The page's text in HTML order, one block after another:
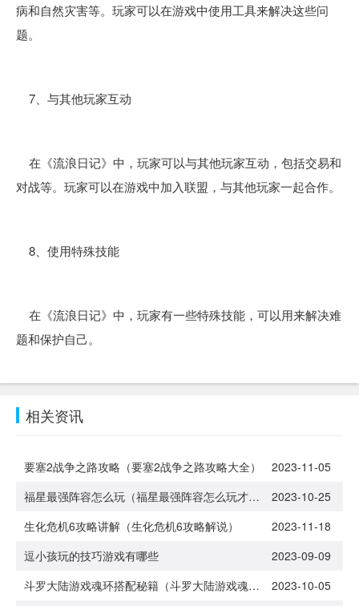
病和自然灾害等。玩家可以在游戏中使用工具来解决这些问
题。
7、与其他玩家互动
在《流浪日记》中，玩家可以与其他玩家互动，包括交易和
对战等。玩家可以在游戏中加入联盟，与其他玩家一起合作。
8、使用特殊技能
在《流浪日记》中，玩家有一些特殊技能，可以用来解决难
题和保护自己。
相关资讯
要塞2战争之路攻略（要塞2战争之路攻略大全）
2023-11-05
福星最强阵容怎么玩（福星最强阵容怎么玩才厉害）
2023-10-25
生化危机6攻略讲解（生化危机6攻略解说）
2023-11-18
逗小孩玩的技巧游戏有哪些
2023-09-09
斗罗大陆游戏魂环搭配秘籍（斗罗大陆游戏魂环搭配秘籍怎么用）
2023-10-05